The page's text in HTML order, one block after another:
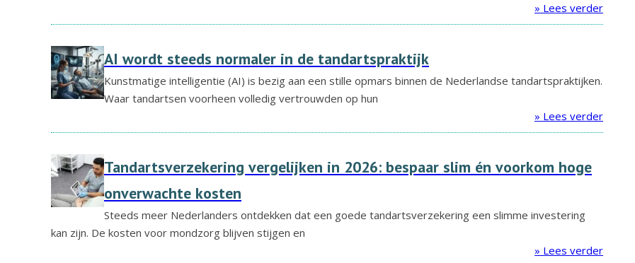
» Lees verder
AI wordt steeds normaler in de tandartspraktijk
Kunstmatige intelligentie (AI) is bezig aan een stille opmars binnen de Nederlandse tandartspraktijken.
Waar tandartsen voorheen volledig vertrouwden op hun
» Lees verder
Tandartsverzekering vergelijken in 2026: bespaar slim én voorkom hoge
onverwachte kosten
Steeds meer Nederlanders ontdekken dat een goede tandartsverzekering een slimme investering
kan zijn. De kosten voor mondzorg blijven stijgen en
» Lees verder